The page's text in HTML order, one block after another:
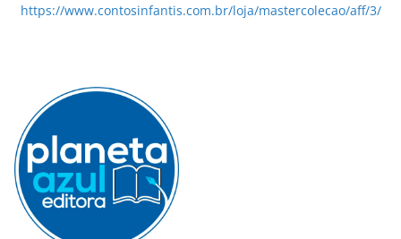
https://www.contosinfantis.com.br/loja/mastercolecao/aff/3/